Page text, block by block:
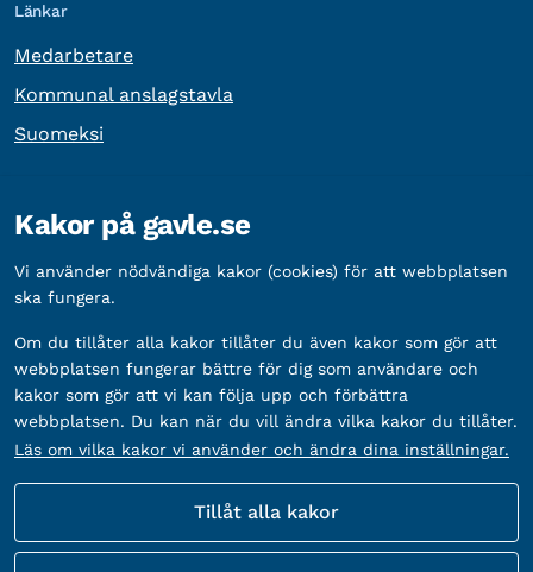
Länkar
Medarbetare
Kommunal anslagstavla
Suomeksi
Organisationsnummer: 212000-2338
Bankgironummer: 5888-2333
Kakor på gavle.se
Vi använder nödvändiga kakor (cookies) för att webbplatsen
ska fungera.
Om du tillåter alla kakor tillåter du även kakor som gör att
webbplatsen fungerar bättre för dig som användare och
kakor som gör att vi kan följa upp och förbättra
webbplatsen. Du kan när du vill ändra vilka kakor du tillåter.
Läs om vilka kakor vi använder och ändra dina inställningar.
Tillåt alla kakor